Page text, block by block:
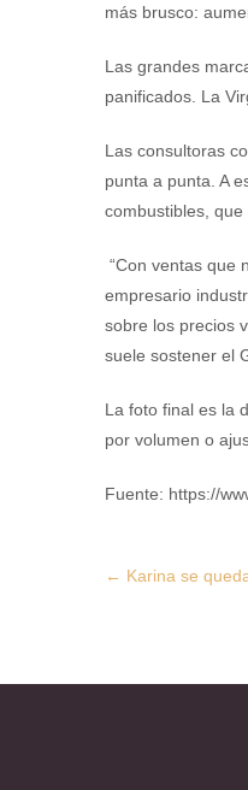
más brusco:
Las grandes
panificados. La
Las consultoras
punta a punta. A
combustibles, que
“Con ventas que
empresario
sobre los precios
suele sostener el
La foto final es la
por volumen o
Fuente: https://
Post
← Karina se